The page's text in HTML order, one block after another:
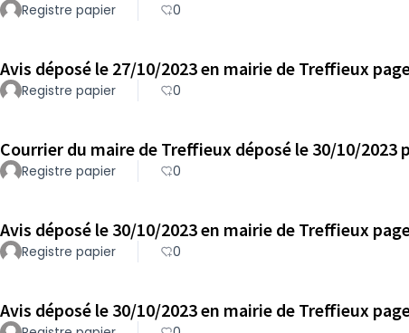
Registre papier 0
Registre papier 0
Courrier du maire de Treffieux déposé le 30/10/2023
Registre papier 0
Registre papier 0